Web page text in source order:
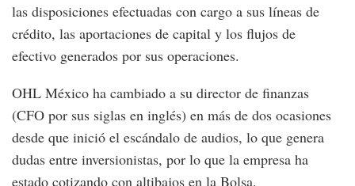
las disposiciones efectuadas con cargo a sus líneas de
crédito, las aportaciones de capital y los flujos de
efectivo generados por sus operaciones.
OHL México ha cambiado a su director de finanzas
(CFO por sus siglas en inglés) en más de dos ocasiones
desde que inició el escándalo de audios, lo que genera
dudas entre inversionistas, por lo que la empresa ha
estado cotizando con altibajos en la Bolsa.